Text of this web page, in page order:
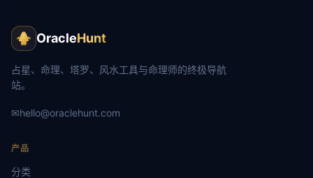
OracleHunt
占星、命理、塔罗、风水工具与命理师的终极导航
站。
✉hello@oraclehunt.com
产品
分类